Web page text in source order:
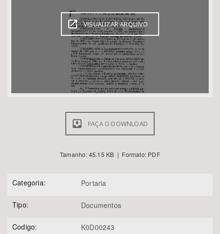
VISUALIZAR ARQUIVO
FAÇA O DOWNLOAD
Tamanho: 45.15 KB | Formato: PDF
Categoria: Portaria
Tipo: Documentos
Codigo: K0D00243